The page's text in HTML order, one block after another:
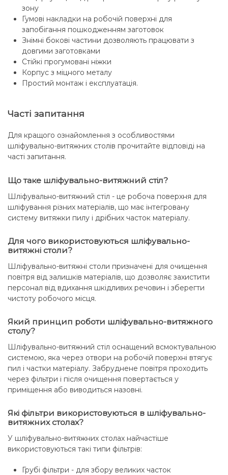
зону
Гумові накладки на робочій поверхні для
запобігання пошкодженням заготовок
Знімні бокові частини дозволяють працювати з
довгими заготовками
Стійкі прогумовані ніжки
Корпус з міцного металу
Простий монтаж і експлуатація.
Часті запитання
Для кращого ознайомлення з особливостями
шліфувально-витяжних столів прочитайте відповіді на
часті запитання.
Що таке шліфувально-витяжний стіл?
Шліфувально-витяжний стіл - це робоча поверхня для
шліфування різних матеріалів, що має інтегровану
систему витяжки пилу і дрібних часток матеріалу.
Для чого використовуються шліфувально-
витяжні столи?
Шліфувально-витяжні столи призначені для очищення
повітря від залишків матеріалів, що дозволяє захистити
персонал від вдихання шкідливих речовин і зберегти
чистоту робочого місця.
Який принцип роботи шліфувально-витяжного
столу?
Шліфувально-витяжний стіл оснащений всмоктувальною
системою, яка через отвори на робочій поверхні втягує
пил і частки матеріалу. Забруднене повітря проходить
через фільтри і після очищення повертається у
приміщення або виводиться назовні.
Які фільтри використовуються в шліфувально-
витяжних столах?
У шліфувально-витяжних столах найчастіше
використовуються такі типи фільтрів:
Грубі фільтри - для збору великих часток